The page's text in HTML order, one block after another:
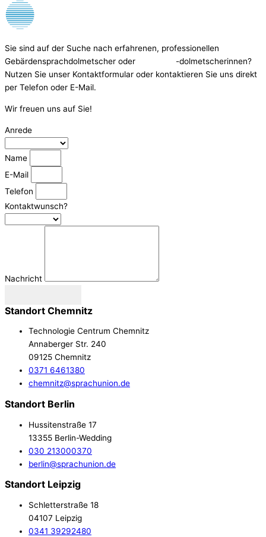
Sie sind auf der Suche nach erfahrenen, professionellen
Gebärdensprachdolmetscher oder -dolmetscherinnen?
Nutzen Sie unser Kontaktformular oder kontaktieren Sie uns direkt
per Telefon oder E-Mail.
Wir freuen uns auf Sie!
Anrede
Name
E-Mail
Telefon
Kontaktwunsch?
Nachricht
Standort Chemnitz
Technologie Centrum Chemnitz
Annaberger Str. 240
09125 Chemnitz
0371 6461380
chemnitz@sprachunion.de
Standort Berlin
Hussitenstraße 17
13355 Berlin-Wedding
030 213000370
berlin@sprachunion.de
Standort Leipzig
Schletterstraße 18
04107 Leipzig
0341 39292480